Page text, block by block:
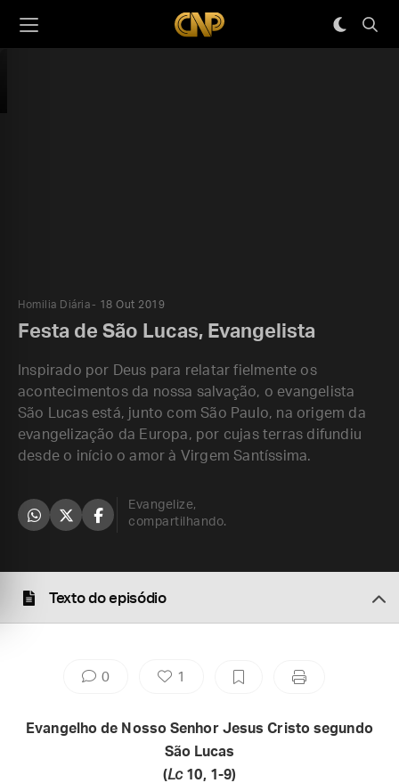
Homilia Diária 18 Out 2019
Festa de São Lucas, Evangelista
Inspirado por Deus para relatar fielmente os
acontecimentos da nossa salvação, o evangelista
São Lucas está, junto com São Paulo, na origem da
evangelização da Europa, por cujas terras difundiu
desde o início o amor à Virgem Santíssima.
Evangelize,
compartilhando.
Texto do episódio
0 1
Evangelho de Nosso Senhor Jesus Cristo segundo
São Lucas
(Lc10, 1-9)